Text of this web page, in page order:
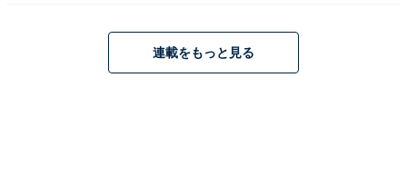
・しっかりとコクがあるのにスッキリ飲めるからです。
連載をもっと見る